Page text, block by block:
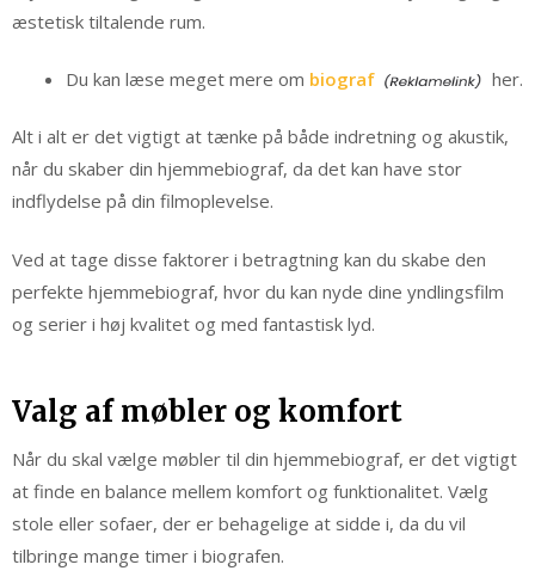
æstetisk tiltalende rum.
Du kan læse meget mere om biograf her.
Alt i alt er det vigtigt at tænke på både indretning og akustik,
når du skaber din hjemmebiograf, da det kan have stor
indflydelse på din filmoplevelse.
Ved at tage disse faktorer i betragtning kan du skabe den
perfekte hjemmebiograf, hvor du kan nyde dine yndlingsfilm
og serier i høj kvalitet og med fantastisk lyd.
Valg af møbler og komfort
Når du skal vælge møbler til din hjemmebiograf, er det vigtigt
at finde en balance mellem komfort og funktionalitet. Vælg
stole eller sofaer, der er behagelige at sidde i, da du vil
tilbringe mange timer i biografen.